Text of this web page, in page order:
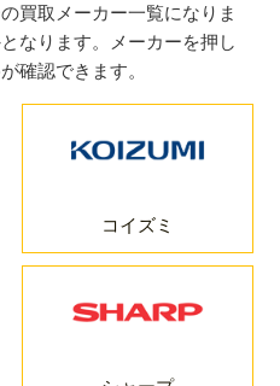
買取メーカー一覧になりま
なります。メーカーを押し
確認できます。
コイズミ